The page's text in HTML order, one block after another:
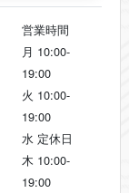
営業時間
月 10:00-
19:00
火 10:00-
19:00
水 定休日
木 10:00-
19:00